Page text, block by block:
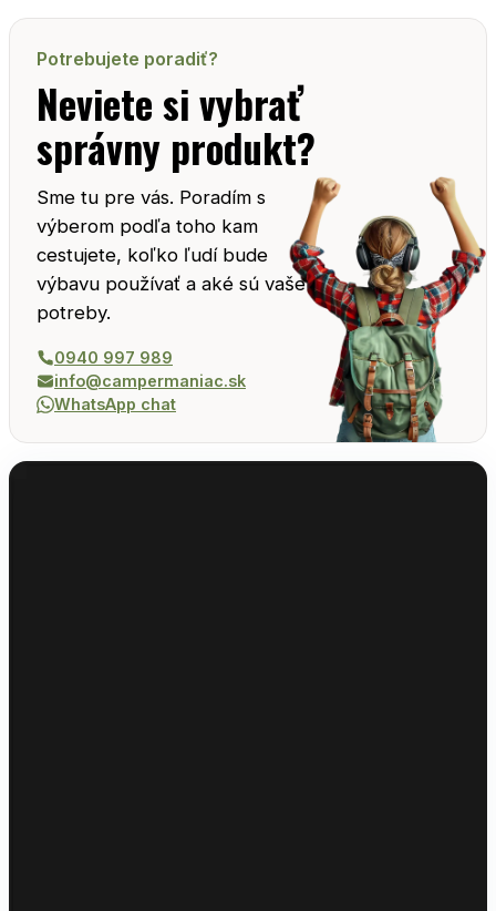
Potrebujete poradiť?
Neviete si vybrať
správny produkt?
Sme tu pre vás. Poradím s
výberom podľa toho kam
cestujete, koľko ľudí bude
výbavu používať a aké sú vaše
potreby.
0940 997 989
info@campermaniac.sk
WhatsApp chat